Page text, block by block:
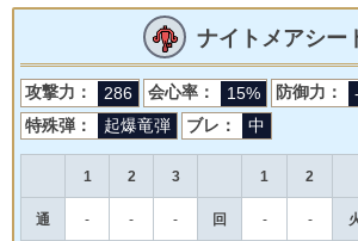
ナイトメアシー
攻撃力： 286 会心率： 15% 防御力： -
特殊弾：
起爆竜弾 ブレ： 中
1 2 3 1 2
通 - - - 回 - -